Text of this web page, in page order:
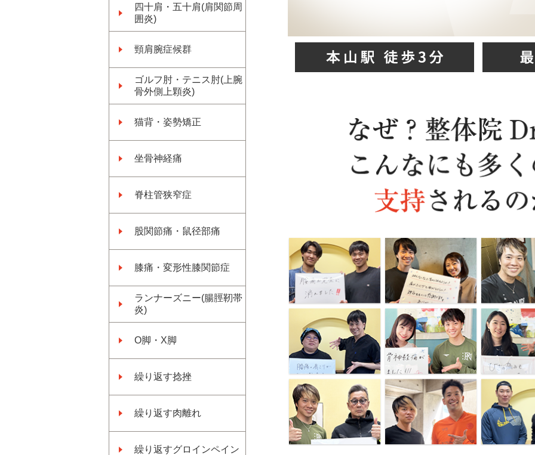
四十肩・五十肩(肩関節周
囲炎)
頸肩腕症候群
ゴルフ肘・テニス肘(上腕
骨外側上顆炎)
猫背・姿勢矯正
坐骨神経痛
脊柱管狭窄症
股関節痛・鼠径部痛
膝痛・変形性膝関節症
ランナーズニー(腸脛靭帯
炎)
O脚・X脚
繰り返す捻挫
繰り返す肉離れ
繰り返すグロインペイン